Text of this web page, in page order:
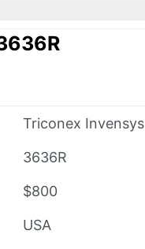
Triconex Invensys
3636R
$800
USA